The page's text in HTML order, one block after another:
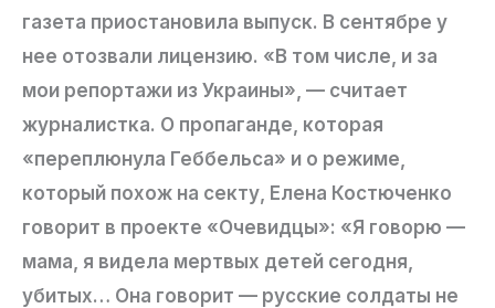
газета приостановила выпуск. В сентябре у
нее отозвали лицензию. «В том числе, и за
мои репортажи из Украины», — считает
журналистка. О пропаганде, которая
«переплюнула Геббельса» и о режиме,
который похож на секту, Елена Костюченко
говорит в проекте «Очевидцы»: «Я говорю —
мама, я видела мертвых детей сегодня,
убитых… Она говорит — русские солдаты не